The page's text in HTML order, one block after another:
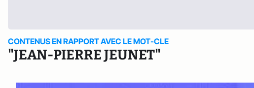
CONTENUS EN RAPPORT AVEC LE MOT-CLE
"JEAN-PIERRE JEUNET"